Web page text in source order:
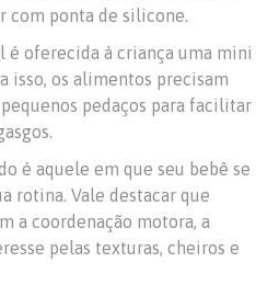
com ponta de silicone.
é oferecida à criança uma mini
isso, os alimentos precisam
pedaços para facilitar
é aquele em que seu bebê se
rotina. Vale destacar que
a coordenação motora, a
pelas texturas, cheiros e